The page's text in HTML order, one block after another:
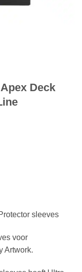
Deck
sleeves
voor
Artwork.